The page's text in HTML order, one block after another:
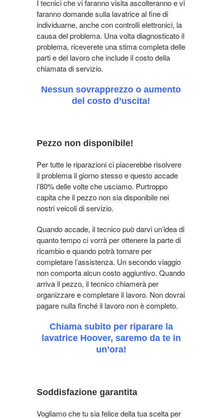
I tecnici che vi faranno visita ascolteranno e vi
faranno domande sulla lavatrice al fine di
individuarne, anche con controlli elettronici, la
causa del problema. Una volta diagnosticato il
problema, riceverete una stima completa delle
parti e del lavoro che include il costo della
chiamata di servizio.
Nessun sovrapprezzo o aumento
del costo d’uscita!
Pezzo non disponibile!
Per tutte le riparazioni ci piacerebbe risolvere
il problema il giorno stesso e questo accade
l’80% delle volte che usciamo. Purtroppo
capita che il pezzo non sia disponibile nei
nostri veicoli di servizio.
Quando accade, il tecnico può darvi un’idea di
quanto tempo ci vorrà per ottenere la parte di
ricambio e quando potrà tornare per
completare l’assistenza. Un secondo viaggio
non comporta alcun costo aggiuntivo. Quando
arriva il pezzo, il tecnico chiamerà per
organizzare e completare il lavoro. Non dovrai
pagare nulla finché il lavoro non è completo.
Chiama subito per riparare la
lavatrice Hoover, saremo da te in
un’ora!
Soddisfazione garantita
Vogliamo che tu sia felice della tua scelta per